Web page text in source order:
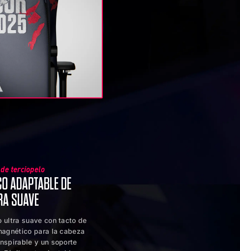
terciopelo
ADAPTABLE DE
SUAVE
ultra suave con tacto de
para la cabeza
y un soporte